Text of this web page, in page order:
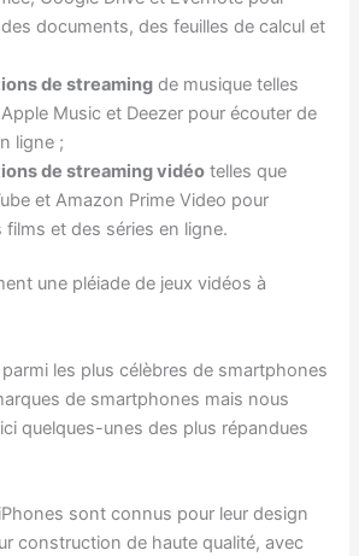
documents, des feuilles de calcul et
de streaming de musique telles
Music et Deezer pour écouter de
ligne ;
de streaming vidéo telles que
et Amazon Prime Video pour
films et des séries en ligne.
une pléiade de jeux vidéos à
les plus célèbres de smartphones
de smartphones mais nous
quelques-unes des plus répandues
sont connus pour leur design
construction de haute qualité, avec